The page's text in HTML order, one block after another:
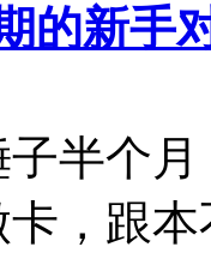
的新手
半个
，跟